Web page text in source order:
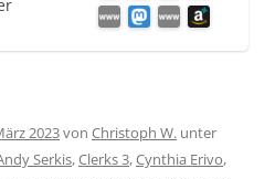
2023von Christoph W. unter
Serkis,Clerks 3,Cynthia Erivo,